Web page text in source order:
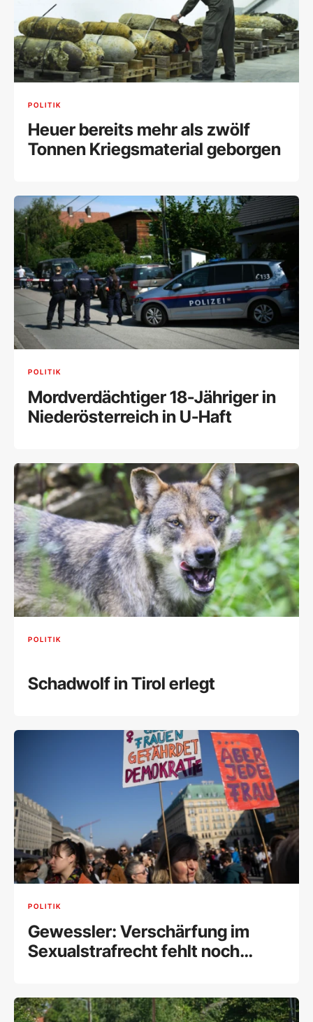
POLITIK
Heuer bereits mehr als zwölf
Tonnen Kriegsmaterial geborgen
POLITIK
Mordverdächtiger 18-Jähriger in
Niederösterreich in U-Haft
POLITIK
Schadwolf in Tirol erlegt
POLITIK
Gewessler: Verschärfung im
Sexualstrafrecht fehlt noch